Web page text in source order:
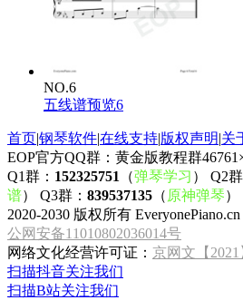
NO.6
五线谱预览6
首页|钢琴软件|在线支持|版权声明|关
EOP官方QQ群：黄金版教程群
Q1群： 152325751 （弹琴学习 ） Q2群
谱） Q3群： 839537135 （ 原神弹琴）
2020-2030 版权所有 EveryonePiano.cn
公网安备11010802036014号
网络文化经营许可证： 京网文【2021
扫描抖音关注我们
扫描B站关注我们